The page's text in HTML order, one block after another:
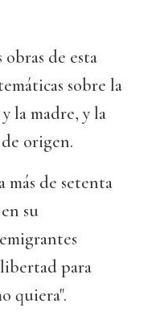
de esta
sobre la
la madre, y la
origen.
de setenta
su
para
quiera".